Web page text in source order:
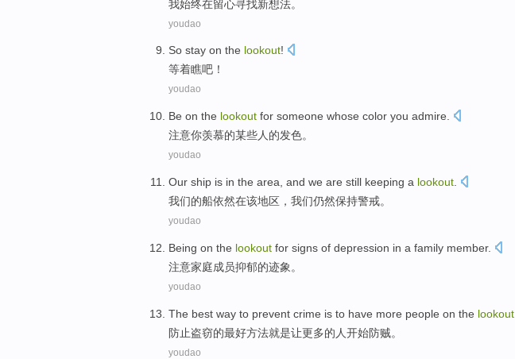
我始终在留心寻找新想法。
youdao
So stay on the lookout!
等着瞧吧！
youdao
Be on the lookout for someone whose color you admire
注意你羡慕的某些人的发色。
youdao
Our ship is in the area , and we are still keeping a lookout
我们的船依然在该地区 ， 我们仍然保持警戒。
youdao
Being on the lookout for signs of depression in a family member.
注意家庭成员抑郁的迹象 。
youdao
The best way to prevent crime is to have more people on the lookout
防止盗窃的最好方法就是让更多的 人开始防贼。
youdao